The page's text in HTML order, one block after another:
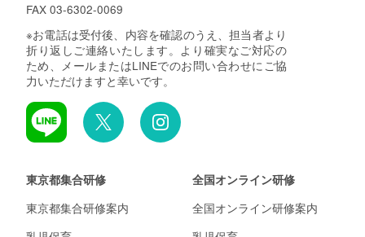
FAX 03-6302-0069
※お電話は受付後、内容を確認のうえ、担当者より
折り返しご連絡いたします。より確実なご対応の
ため、メールまたはLINEでのお問い合わせにご協
力いただけますと幸いです。
東京都集合研修
東京都集合研修案内
全国オンライン研修
全国オンライン研修案内